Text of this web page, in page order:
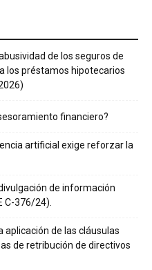
de los seguros de
los préstamos hipotecarios
financiero?
artificial exige reforzar la
de información
C-376/24).
aplicación de las cláusulas
de retribución de directivos